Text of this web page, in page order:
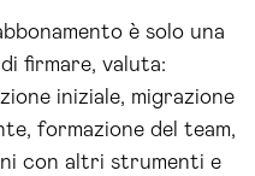
è solo una
firmare, valuta:
iniziale, migrazione
formazione del team,
con altri strumenti e